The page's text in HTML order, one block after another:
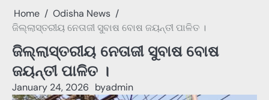
Home
Odisha News
ଜିଲ୍ଲାସ୍ତରୀୟ ନେତାଜୀ ସୁବାଷ ବୋଷ ଜୟନ୍ତୀ ପାଳିତ ।
ଜିଲ୍ଲାସ୍ତରୀୟ ନେତାଜୀ ସୁବାଷ ବୋଷ
ଜୟନ୍ତୀ ପାଳିତ ।
January 24, 2026 byadmin